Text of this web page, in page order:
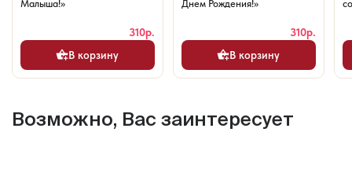
Малыша!»
310р.
В корзину
Днем Рождения!»
310р.
В корзину
Возможно, Вас заинтересует